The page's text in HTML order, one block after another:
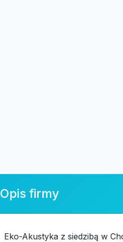
Opis firmy
Eko-Akustyka z siedzibą w